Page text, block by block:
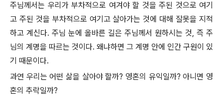
주님께서는 우리가 부차적으로 여겨야 할 것을 주된 것으로 여기
고 주된 것을 부차적으로 여기고 살아가는 것에 대해 잘못을 지적
하고 계신다. 주님 눈에 올바른 길은 주님께서 원하시는 것, 즉 주
님의 계명을 따르는 것이다. 왜냐하면 그 계명 안에 인간 구원이 있
기 때문이다.
과연 우리는 어떤 삶을 살아야 할까? 영혼의 유익일까? 아니면 영
혼의 추락일까?